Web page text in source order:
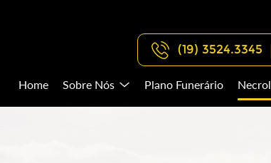
(19) 3524.3345
Home Sobre Nós Plano Funerário